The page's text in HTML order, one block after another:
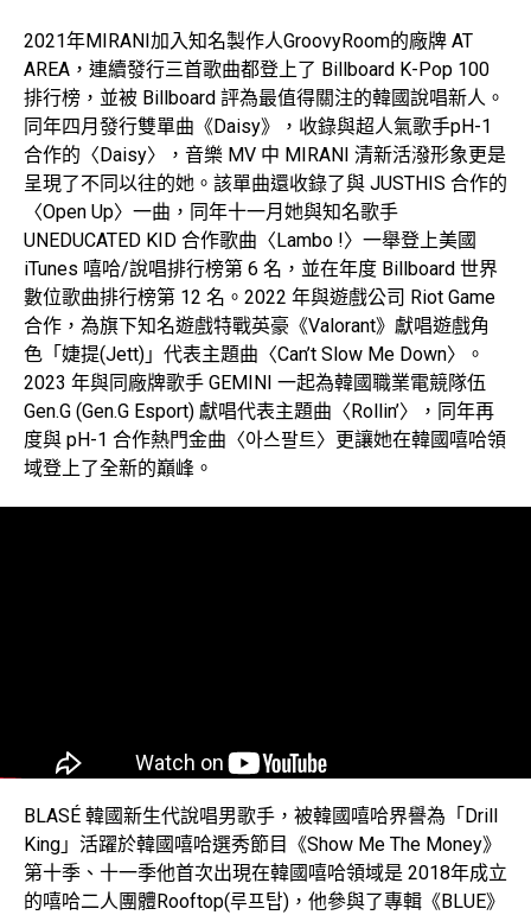
2021年MIRANI加入知名製作人GroovyRoom的廠牌 AT
AREA，連續發行三首歌曲都登上了 Billboard K-Pop 100
排行榜，並被 Billboard 評為最值得關注的韓國說唱新人。
同年四月發行雙單曲《Daisy》，收錄與超人氣歌手pH-1
合作的〈Daisy〉，音樂 MV 中 MIRANI 清新活潑形象更是
呈現了不同以往的她。該單曲還收錄了與 JUSTHIS 合作的
〈Open Up〉一曲，同年十一月她與知名歌手
UNEDUCATED KID 合作歌曲〈Lambo !〉一舉登上美國
iTunes 嘻哈/說唱排行榜第 6 名，並在年度 Billboard 世界
數位歌曲排行榜第 12 名。2022 年與遊戲公司 Riot Game
合作，為旗下知名遊戲特戰英豪《Valorant》獻唱遊戲角
色「婕提(Jett)」代表主題曲〈Can’t Slow Me Down〉。
2023 年與同廠牌歌手 GEMINI 一起為韓國職業電競隊伍
Gen.G (Gen.G Esport) 獻唱代表主題曲〈Rollin’〉，同年再
度與 pH-1 合作熱門金曲〈아스팔트〉更讓她在韓國嘻哈領
域登上了全新的巔峰。
BLASÉ 韓國新生代說唱男歌手，被韓國嘻哈界譽為「Drill
King」活躍於韓國嘻哈選秀節目《Show Me The Money》
第十季、十一季他首次出現在韓國嘻哈領域是 2018年成立
的嘻哈二人團體Rooftop(루프탑)，他參與了專輯《BLUE》